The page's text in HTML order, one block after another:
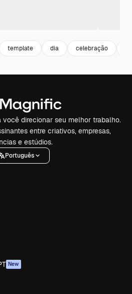
template dia celebração
direcionar seu melhor trabalho.
entre criativos, empresas,
e estúdios.
Português
New